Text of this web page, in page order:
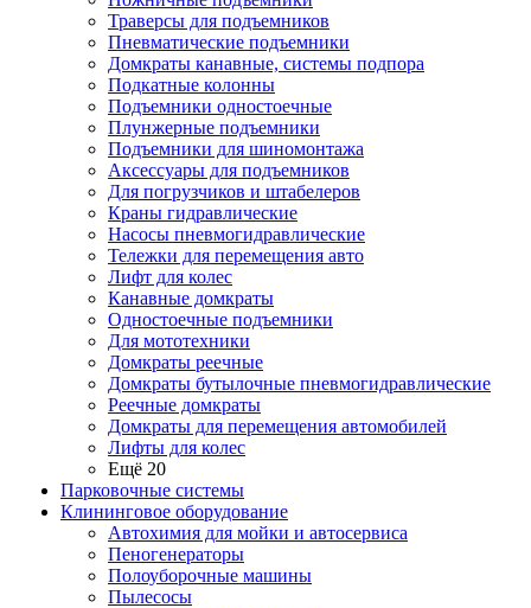
Траверсы для подъемников
Пневматические подъемники
Домкраты канавные, системы подпора
Подкатные колонны
Подъемники одностоечные
Плунжерные подъемники
Подъемники для шиномонтажа
Аксессуары для подъемников
Для погрузчиков и штабелеров
Краны гидравлические
Насосы пневмогидравлические
Тележки для перемещения авто
Лифт для колес
Канавные домкраты
Одностоечные подъемники
Для мототехники
Домкраты реечные
Домкраты бутылочные пневмогидравлические
Реечные домкраты
Домкраты для перемещения автомобилей
Лифты для колес
Ещё 20
Парковочные системы
Клининговое оборудование
Автохимия для мойки и автосервиса
Пеногенераторы
Полоуборочные машины
Пылесосы